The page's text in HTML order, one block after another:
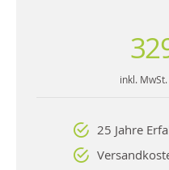
inkl.
25 Jahre